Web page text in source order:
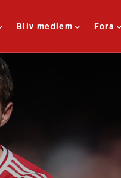
Bliv medlem Fora